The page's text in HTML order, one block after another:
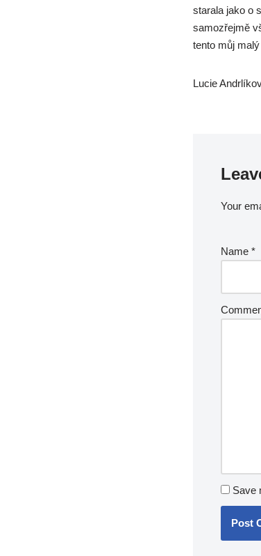
starala jako o
samozřejmě
tento můj
Lucie
Your
Name *
Save